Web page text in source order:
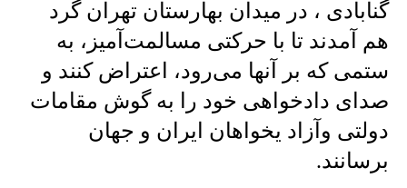
گنابادی ، در میدان بهارستان تهران گرد
هم آمدند تا با حرکتی مسالمت‌آمیز، به
ستمی که بر آنها می‌رود، اعتراض کنند و
صدای دادخواهی خود را به گوش مقامات
دولتی وآزاد یخواهان ایران و جهان
برسانند.